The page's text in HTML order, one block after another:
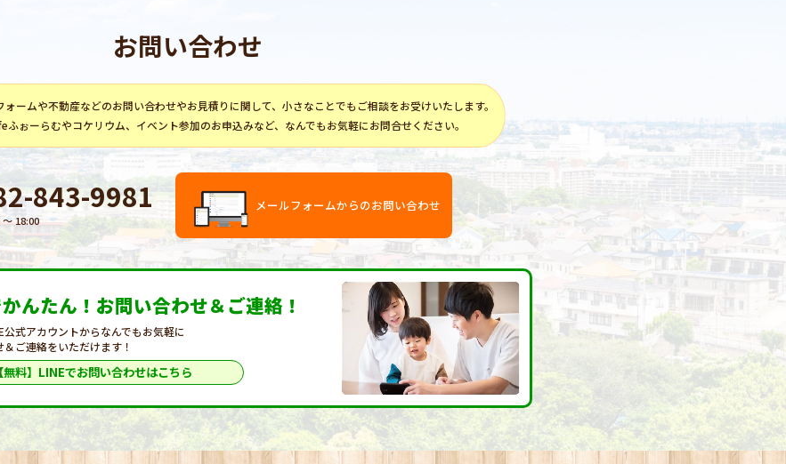
お問い合わせ
ォームや不動産などのお問い合わせやお見積りに関して、小さなことでもご相談をお受けいたします。
ふぉーらむやコケリウム、イベント参加のお申込みなど、なんでもお気軽にお問合せください。
843-9981
〜 18:00
メールフォームからのお問い合わせ
んたん！ お問い合わせ＆ご連絡！
公式アカウントからなんでもお気軽に
ご連絡をいただけます！
【無料】LINEでお問い合わせはこちら